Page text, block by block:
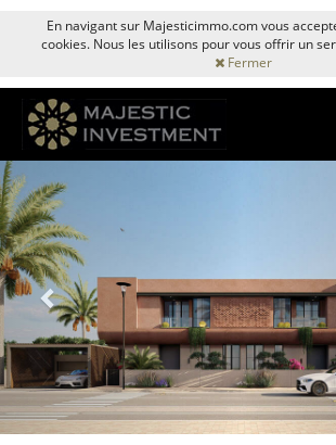
En navigant sur Majesticimmo.com vous
cookies. Nous les utilisons pour vous offrir un
Fermer